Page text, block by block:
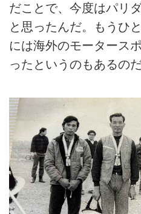
だことで、今度はパリ
と思ったんだ。もうひ
には海外のモータース
ったというのもあるの